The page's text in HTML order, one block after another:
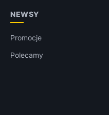
NEWSY
Promocje
Polecamy